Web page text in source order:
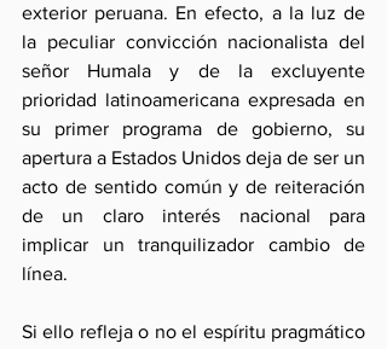
exterior peruana. En efecto, a la luz de
la peculiar convicción nacionalista del
señor Humala y de la excluyente
prioridad latinoamericana expresada en
su primer programa de gobierno, su
apertura a Estados Unidos deja de ser un
acto de sentido común y de reiteración
de un claro interés nacional para
implicar un tranquilizador cambio de
línea.
Si ello refleja o no el espíritu pragmático